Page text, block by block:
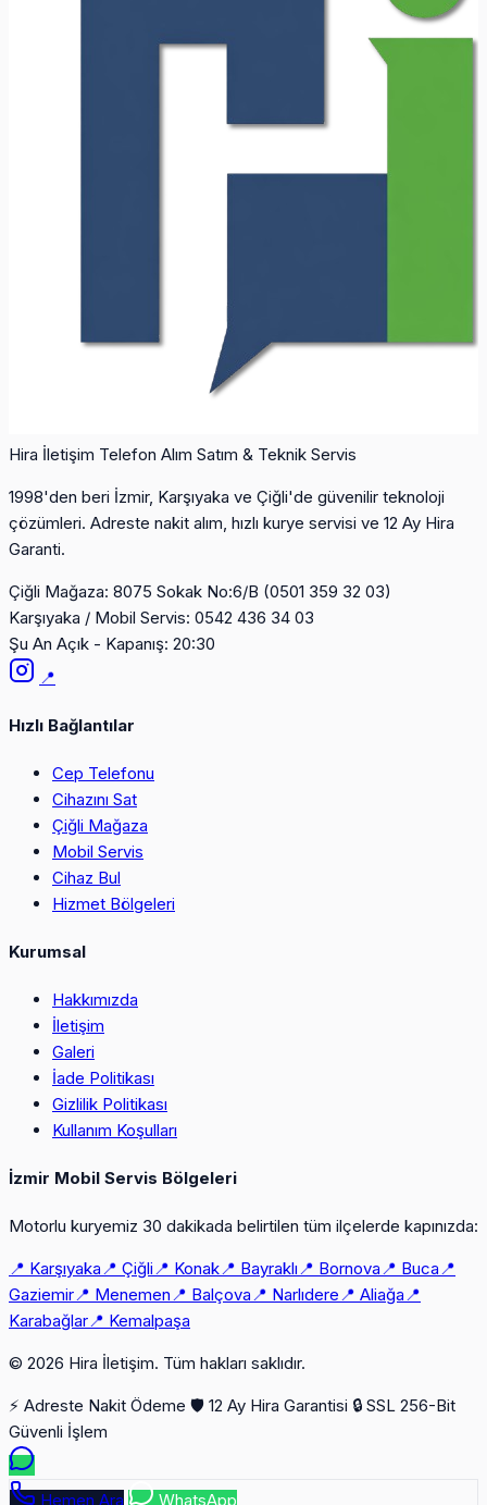
Hira İletişim Telefon Alım Satım & Teknik Servis
1998'den beri İzmir, Karşıyaka ve Çiğli'de güvenilir teknoloji
çözümleri. Adreste nakit alım, hızlı kurye servisi ve 12 Ay Hira
Garanti.
Çiğli Mağaza: 8075 Sokak No:6/B (0501 359 32 03)
Karşıyaka / Mobil Servis: 0542 436 34 03
Şu An Açık - Kapanış: 20:30
📍
Hızlı Bağlantılar
Cep Telefonu
Cihazını Sat
Çiğli Mağaza
Mobil Servis
Cihaz Bul
Hizmet Bölgeleri
Kurumsal
Hakkımızda
İletişim
Galeri
İade Politikası
Gizlilik Politikası
Kullanım Koşulları
İzmir Mobil Servis Bölgeleri
Motorlu kuryemiz 30 dakikada belirtilen tüm ilçelerde kapınızda:
📍 Karşıyaka📍 Çiğli📍 Konak📍 Bayraklı📍 Bornova📍 Buca📍
Gaziemir📍 Menemen📍 Balçova📍 Narlıdere📍 Aliağa📍
Karabağlar📍 Kemalpaşa
© 2026 Hira İletişim. Tüm hakları saklıdır.
⚡ Adreste Nakit Ödeme 🛡️ 12 Ay Hira Garantisi 🔒 SSL 256-Bit
Güvenli İşlem
Hemen Ara WhatsApp